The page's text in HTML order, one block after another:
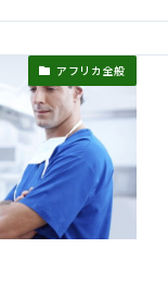
アフリカ全般